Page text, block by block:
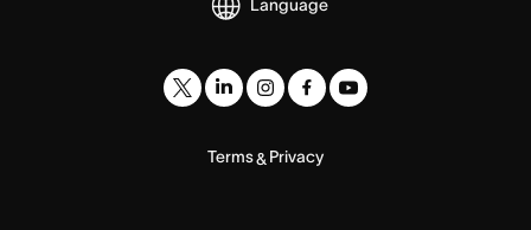
Language
Terms& Privacy